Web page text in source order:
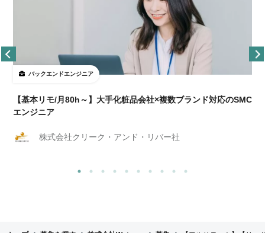
バックエンドエンジニア
【基本リモ/月80h～】大手化粧品会社×複数ブランド対応のSMC
エンジニア
株式会社クリーク・アンド・リバー社